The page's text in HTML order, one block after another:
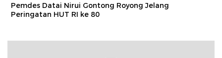
Pemdes Datai Nirui Gontong Royong Jelang
Peringatan HUT RI ke 80